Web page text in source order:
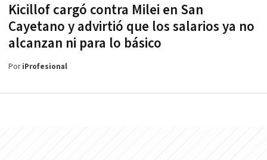
Kicillof cargó contra Milei en San
Cayetano y advirtió que los salarios ya no
alcanzan ni para lo básico
PoriProfesional